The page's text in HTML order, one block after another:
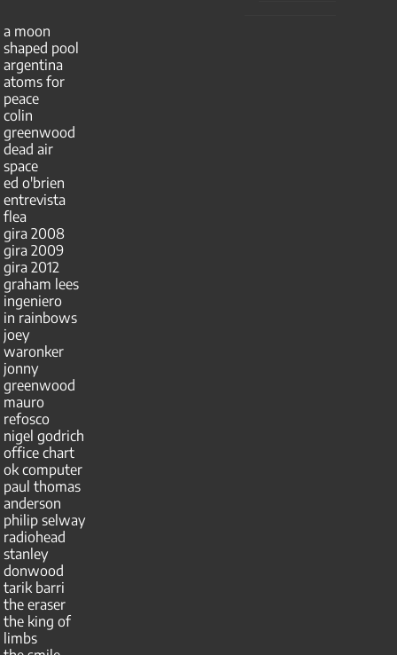
a moon
shaped pool
argentina
atoms for
peace
colin
greenwood
dead air
space
ed o'brien
entrevista
flea
gira 2008
gira 2009
gira 2012
graham lees
ingeniero
in rainbows
joey
waronker
jonny
greenwood
mauro
refosco
nigel godrich
office chart
ok computer
paul thomas
anderson
philip selway
radiohead
stanley
donwood
tarik barri
the eraser
the king of
limbs